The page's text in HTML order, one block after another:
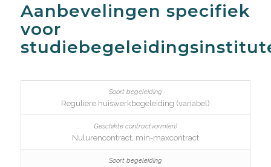
Aanbevelingen specifiek
voor
Reguliere huiswerkbegeleiding (variabel)
Nulurencontract, min-maxcontract